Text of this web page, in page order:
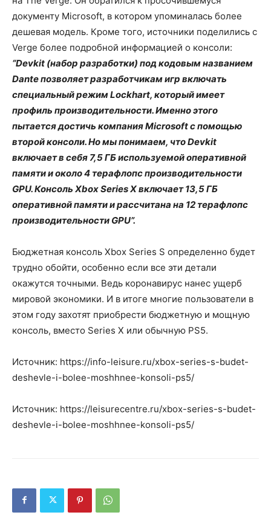
документу Microsoft, в котором упоминалась более
дешевая модель. Кроме того, источники поделились с
Verge более подробной информацией о консоли:
“Devkit (набор разработки) под кодовым названием
Dante позволяет разработчикам игр включать
специальный режим Lockhart, который имеет
профиль производительности. Именно этого
пытается достичь компания Microsoft с помощью
второй консоли. Но мы понимаем, что Devkit
включает в себя 7,5 ГБ используемой оперативной
памяти и около 4 терафлопс производительности
GPU. Консоль Xbox Series X включает 13,5 ГБ
оперативной памяти и рассчитана на 12 терафлопс
производительности GPU”.
Бюджетная консоль Xbox Series S определенно будет
трудно обойти, особенно если все эти детали
окажутся точными. Ведь коронавирус нанес ущерб
мировой экономики. И в итоге многие пользователи в
этом году захотят приобрести бюджетную и мощную
консоль, вместо Series X или обычную PS5.
Источник: https://info-leisure.ru/xbox-series-s-budet-
deshevle-i-bolee-moshhnee-konsoli-ps5/
Источник: https://leisurecentre.ru/xbox-series-s-budet-
deshevle-i-bolee-moshhnee-konsoli-ps5/